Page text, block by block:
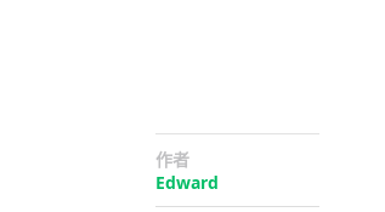
作者
Edward